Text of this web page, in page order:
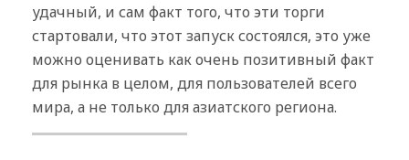
удачный, и сам факт того, что эти торги
стартовали, что этот запуск состоялся, это уже
можно оценивать как очень позитивный факт
для рынка в целом, для пользователей всего
мира, а не только для азиатского региона.